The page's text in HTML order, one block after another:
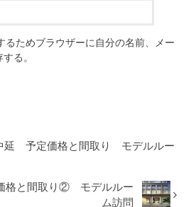
るためブラウザーに自分の名前、メー
る。
延 予定価格と間取り モデルルー
格と間取り② モデルルー
ム訪問